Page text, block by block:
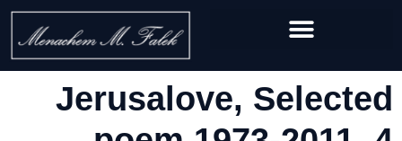
Jerusalove, Selected